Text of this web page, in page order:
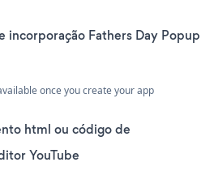
incorporação Fathers Day Popup
once you create your app
html ou código de
YouTube